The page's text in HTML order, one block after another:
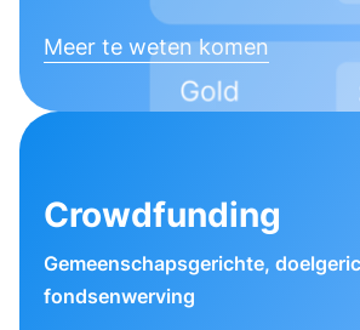
Meer te weten komen
Crowdfunding
Gemeenschapsgerichte,
fondsenwerving